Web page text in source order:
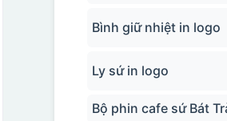
Bình giữ nhiệt in logo
Ly sứ in logo
Bộ phin cafe sứ Bát